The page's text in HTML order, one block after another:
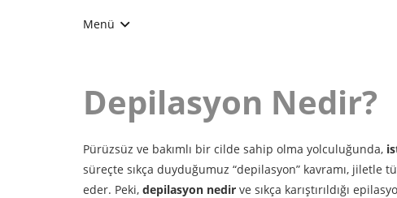
Menü
Depilasyon Nedir?
Pürüzsüz ve bakımlı bir cilde sahip olma yolculuğunda,
süreçte sıkça duyduğumuz “depilasyon” kavramı, jiletle
eder. Peki, depilasyon nedir ve sıkça karıştırıldığı